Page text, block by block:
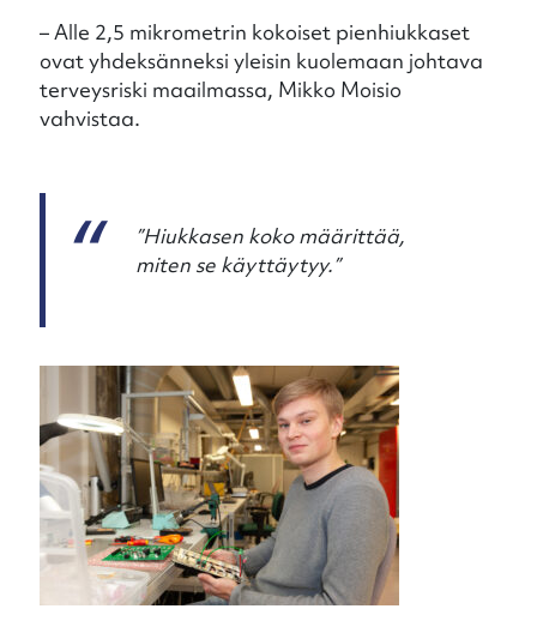
– Alle 2,5 mikrometrin kokoiset pienhiukkaset
ovat yhdeksänneksi yleisin kuolemaan johtava
terveysriski maailmassa, Mikko Moisio
vahvistaa.
”Hiukkasen koko määrittää,
miten se käyttäytyy.”